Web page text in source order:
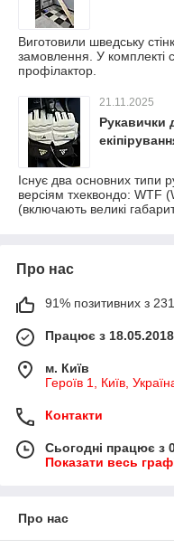
Виготовили шведську
замовлення. У комплекті
профілактор.
21.11.2025
Рукавички
Існує два основних типи
версіям тхеквондо: WTF
(включають великі
Про нас
91% позитивних з 231
Працює з 18.05.2018
м. Київ
Героїв 1, Київ,
Контакти
Сьогодні працює з
Показати весь
Про нас